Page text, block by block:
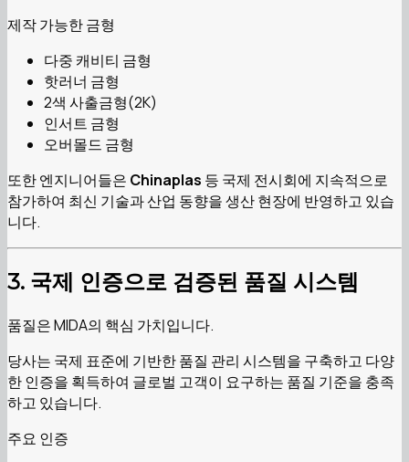
제작 가능한 금형
다중 캐비티 금형
핫러너 금형
2색 사출금형(2K)
인서트 금형
오버몰드 금형
또한 엔지니어들은 Chinaplas 등 국제 전시회에 지속적으로
참가하여 최신 기술과 산업 동향을 생산 현장에 반영하고 있습
니다.
3. 국제 인증으로 검증된 품질 시스템
품질은 MIDA의 핵심 가치입니다.
당사는 국제 표준에 기반한 품질 관리 시스템을 구축하고 다양
한 인증을 획득하여 글로벌 고객이 요구하는 품질 기준을 충족
하고 있습니다.
주요 인증